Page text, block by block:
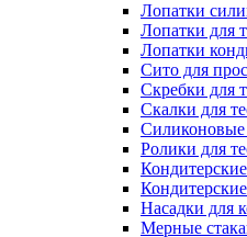
Лопатки
Лопатки для
Лопатки
Сито для
Скребки для
Скалки для
Силиконовые
Ролики для
Насадки для
Мерные